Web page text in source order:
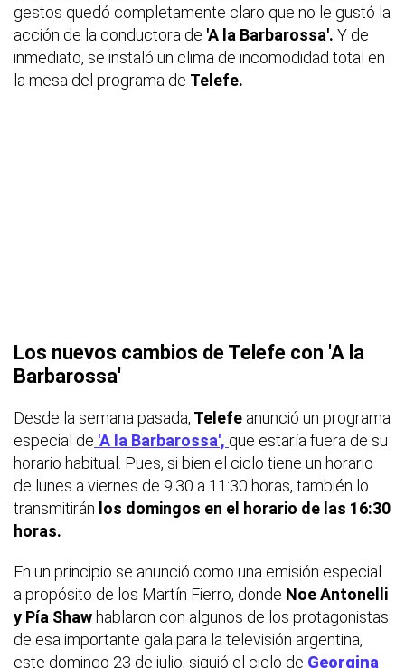
gestos quedó completamente claro que no le gustó la
acción de la conductora de 'A la Barbarossa'. Y de
inmediato, se instaló un clima de incomodidad total en
la mesa del programa de Telefe.
Los nuevos cambios de Telefe con 'A la
Barbarossa'
Desde la semana pasada, Telefe anunció un programa
especial de 'A la Barbarossa', que estaría fuera de su
horario habitual. Pues, si bien el ciclo tiene un horario
de lunes a viernes de 9:30 a 11:30 horas, también lo
transmitirán los domingos en el horario de las 16:30
horas.
En un principio se anunció como una emisión especial
a propósito de los Martín Fierro, donde Noe Antonelli
y Pía Shawhablaron con algunos de los protagonistas
de esa importante gala para la televisión argentina,
este domingo 23 de julio, siguió el ciclo de Georgina